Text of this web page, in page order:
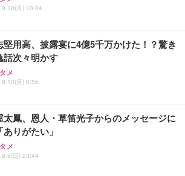
月) 10:04
堅用高、披露宴に4億5千万かけた！？驚き
話次々明かす
メ
月) 6:56
太鳳、恩人・草笛光子からのメッセージに
りがたい」
メ
日) 23:44